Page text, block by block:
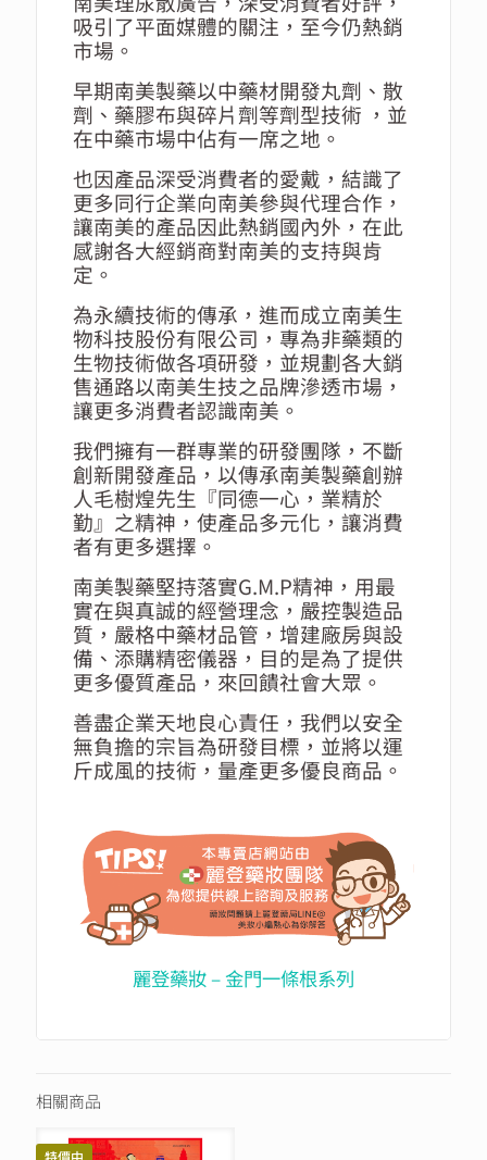
吸引了平面媒體的關注，至今仍熱銷
市場。
早期南美製藥以中藥材開發丸劑、散
劑、藥膠布與碎片劑等劑型技術 ，並
在中藥市場中佔有一席之地。
也因產品深受消費者的愛戴，結識了
更多同行企業向南美參與代理合作，
讓南美的產品因此熱銷國內外，在此
感謝各大經銷商對南美的支持與肯
定。
為永續技術的傳承，進而成立南美生
物科技股份有限公司，專為非藥類的
生物技術做各項研發，並規劃各大銷
售通路以南美生技之品牌滲透市場，
讓更多消費者認識南美。
我們擁有一群專業的研發團隊，不斷
創新開發產品，以傳承南美製藥創辦
人毛樹煌先生『同德一心，業精於
勤』之精神，使產品多元化，讓消費
者有更多選擇。
南美製藥堅持落實G.M.P精神， 用最
實在與真誠的經營理念，嚴控製造品
質，嚴格中藥材品管， 增建廠房與設
備、添購精密儀器，目的是為了提供
更多優質產品，來回饋社會大眾。
善盡企業天地良心責任，我們以安全
無負擔的宗旨為研發目標，並將以運
斤成風的技術，量產更多優良商品。
麗登藥妝 – 金門一條根系列
相關商品
特價中